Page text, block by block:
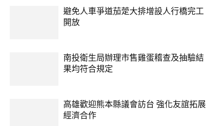
避免人車爭道茄萣大排增設人行橋完工
開放
南投衛生局辦理市售雞蛋稽查及抽驗結
果均符合規定
高雄歡迎熊本縣議會訪台 強化友誼拓展
經濟合作